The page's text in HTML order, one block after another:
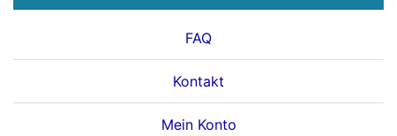
FAQ
Kontakt
Mein Konto